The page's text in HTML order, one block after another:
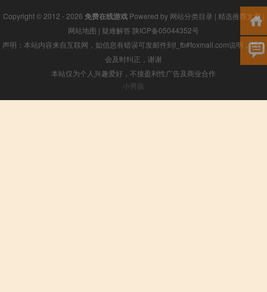
Copyright © 2012 - 2026 免费在线游戏Powered by 网站分类目录 | 精选推荐文章 |
网站地图 | 疑难解答 陕ICP备05044352号
声明：本站内容来自互联网，如信息有错误可发邮件到f_fb#foxmail.com说明，我们
会及时纠正，谢谢
本站仅为个人兴趣爱好，不接盈利性广告及商业合作
小男孩